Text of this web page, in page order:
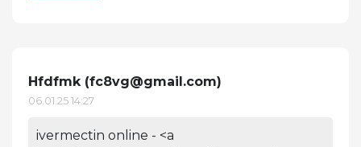
Hfdfmk (fc8vg@gmail.com)
06.01.25 14:27
ivermectin online - <a